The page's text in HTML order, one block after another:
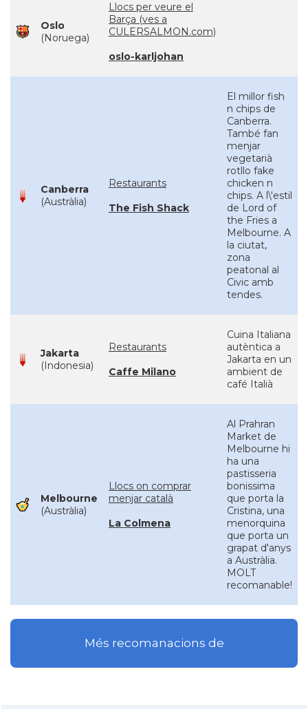
Oslo
(Noruega)
Llocs per veure el
Barça (ves a
CULERSALMON.com)
oslo-karljohan
Canberra
(Austràlia)
Restaurants
The Fish Shack
El millor fish
n chips de
Canberra.
També fan
menjar
vegetarià
rotllo fake
chicken n
chips. A l\'estil
de Lord of
the Fries a
Melbourne. A
la ciutat,
zona
peatonal al
Civic amb
tendes.
Jakarta
(Indonesia)
Restaurants
Caffe Milano
Cuina Italiana
autèntica a
Jakarta en un
ambient de
café Italià
Melbourne
(Austràlia)
Llocs on comprar
menjar català
La Colmena
Al Prahran
Market de
Melbourne hi
ha una
pastisseria
bonissima
que porta la
Cristina, una
menorquina
que porta un
grapat d'anys
a Austràlia.
MOLT
recomanable!
Més recomanacions de